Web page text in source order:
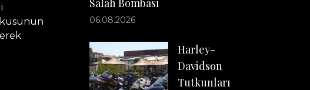
06.08.2026
Harley-
Davidson
Tutkunları